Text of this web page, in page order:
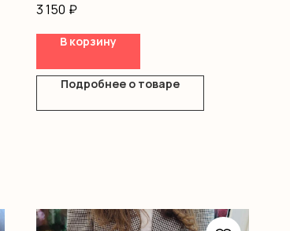
Писташ
Оформление
3 150 ₽
В корзину
Подробнее о товаре